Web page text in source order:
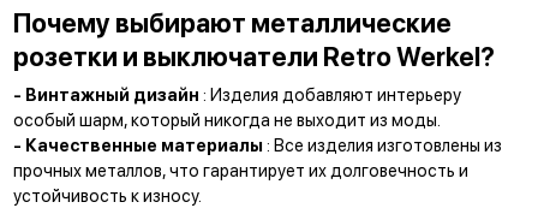
Почему выбирают металлические
розетки и выключатели Retro Werkel?
- Винтажный дизайн : Изделия добавляют интерьеру
особый шарм, который никогда не выходит из моды.
- Качественные материалы : Все изделия изготовлены из
прочных металлов, что гарантирует их долговечность и
устойчивость к износу.